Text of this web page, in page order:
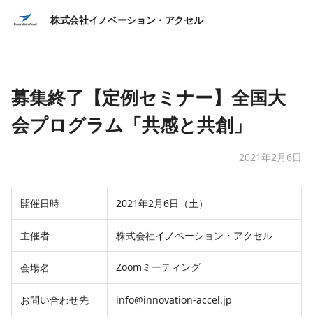
株式会社イノベーション・アクセル
募集終了【定例セミナー】全国大
会プログラム「共感と共創」
2021年2月6日
開催日時 2021年2月6日（土）
主催者 株式会社イノベーション・アクセル
会場名 Zoomミーティング
お問い合わせ先 info@innovation-accel.jp